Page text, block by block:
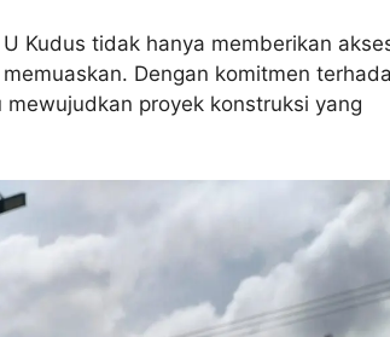
Kudus tidak hanya memberikan
Dengan komitmen
proyek konstruksi yang